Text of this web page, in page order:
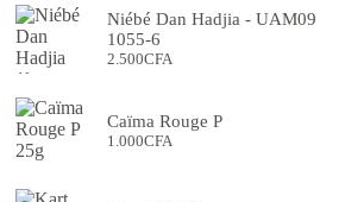
8.000CFA
Niébé Dan Hadjia - UAM09
1055-6
2.500CFA
Caïma Rouge P
1.000CFA